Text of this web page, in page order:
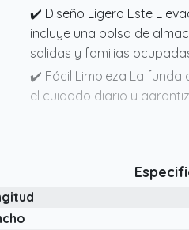
✔️ Diseño Ligero Este
incluye una bolsa de
salidas y familias
✔️ Fácil Limpieza La funda
el cuidado diario y
✔️ Transpirable y Cómodo
✔️ Alzador de Altura
solo botón, un diseño